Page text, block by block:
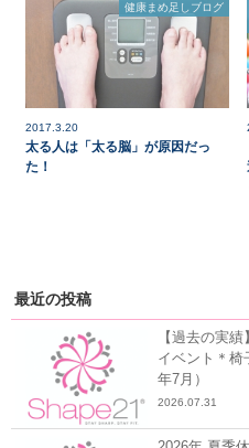
健康まめ足しブログ
2017.3.20
太る人は「太る脳」が原因だっ
た！
最近の投稿
【過去の実
イベント＊椅
年7月）
2026.07.31